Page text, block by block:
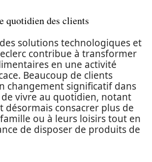
quotidien des clients
solutions technologiques et
contribue à transformer
en une activité
Beaucoup de clients
changement significatif dans
vivre au quotidien, notant
désormais consacrer plus de
ou à leurs loisirs tout en
de disposer de produits de